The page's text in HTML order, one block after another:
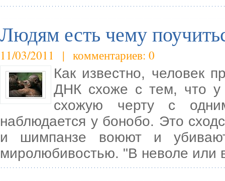
Людям есть чему
11/03/2011 | комментариев: 0
Как известно, человек
ДНК схоже с тем, что
схожую черту с
наблюдается у бонобо. Это
и шимпанзе воюют и
миролюбивостью. "В неволе или